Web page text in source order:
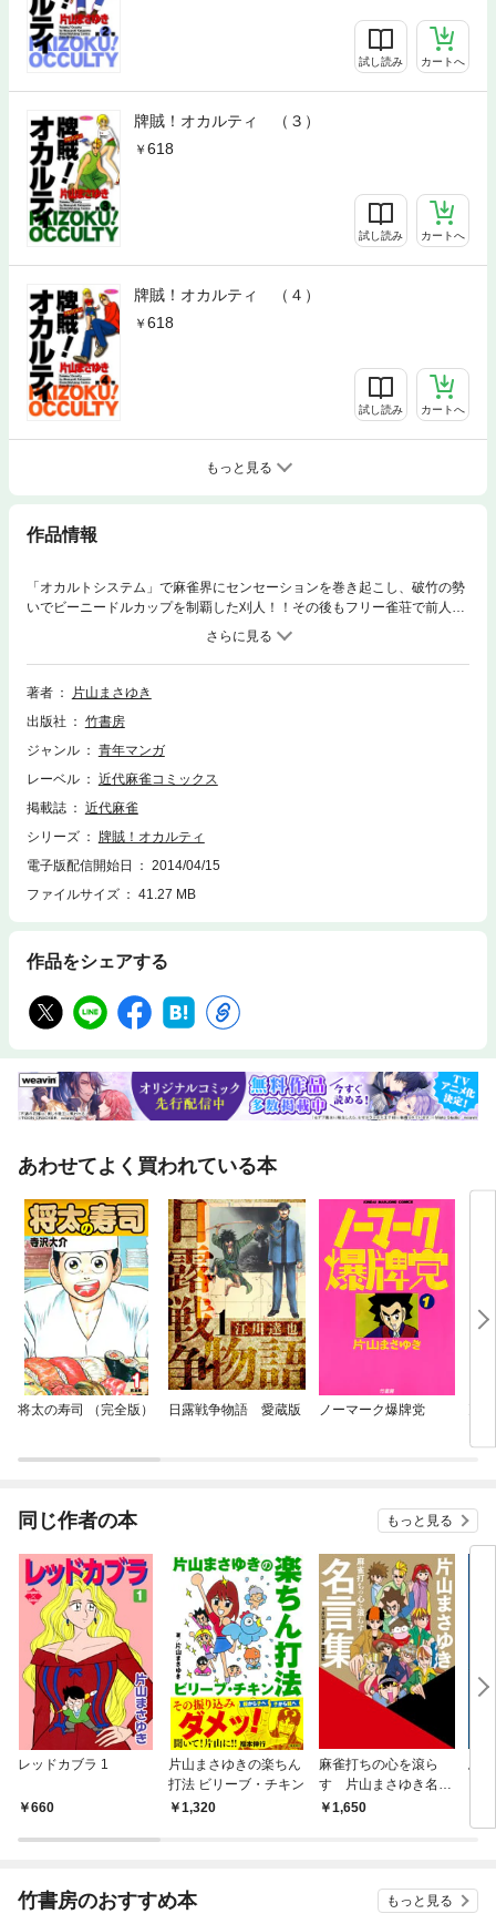
試し読み カートへ
牌賊！オカルティ （３）
618
試し読み カートへ
牌賊！オカルティ （４）
618
試し読み カートへ
もっと見る
作品情報
「オカルトシステム」で麻雀界にセンセーションを巻き起こし、破竹の勢
いでビーニードルカップを制覇した刈人！！その後もフリー雀荘で前人未
到の連勝記録を更新し、絶好調状態でスワローテイルカップに参戦する。
どでかいツキ玉を引っさげた刈人は予選を難なくクリア。一方の夏月も梨
積との激しいトップ争いを制し自身初の決勝へとコマを進める。
著者
片山まさゆき
出版社
竹書房
ジャンル
青年マンガ
レーベル
近代麻雀コミックス
掲載誌
近代麻雀
シリーズ
牌賊！オカルティ
電子版配信開始日
2014/04/15
ファイルサイズ
41.27 MB
作品をシェアする
あわせてよく買われている本
将太の寿司 （完全版） 日露戦争物語 愛蔵版 ノーマーク爆牌党 兎
同じ作者の本 もっと見る
レッドカブラ 1
660
片山まさゆきの楽ちん
打法 ビリーブ・チキン
1,320
麻雀打ちの心を滾ら
す 片山まさゆき名言
集1,650
竹書房のおすすめ本 もっと見る